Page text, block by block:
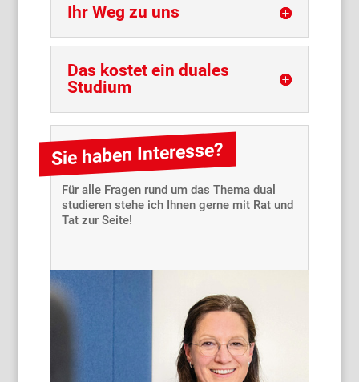
Ihr Weg zu uns
Das kostet ein duales
Studium
Sie haben Interesse?
Für alle Fragen rund um das Thema dual
studieren stehe ich Ihnen gerne mit Rat und
Tat zur Seite!